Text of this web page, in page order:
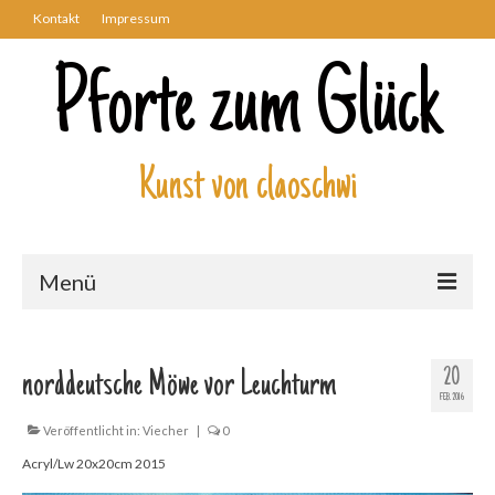
Kontakt Impressum
Pforte zum Glück
Kunst von claoschwi
Menü
Kunstwerke
Biblisch
20
FEB. 2016
norddeutsche Möwe vor Leuchturm
Veröffentlicht in: Viecher | 0
Acryl/Lw 20x20cm 2015